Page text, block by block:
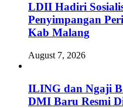
LDII Hadiri
Penyimpangan
Kab Malang
August 7, 2026
ILING dan Ngaji
DMI Baru Resmi